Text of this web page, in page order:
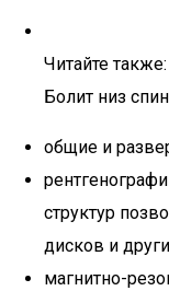
Читайте также:
Болит низ
общие и
структур
дисков и
магнитно-